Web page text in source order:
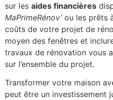
sur les aides financières
MaPrimeRénov’ou les prêts
coûts de votre projet de
moyen des fenêtres et
travaux de rénovation vous
sur l’ensemble du projet.
Transformer votre maison
peut être un investissement